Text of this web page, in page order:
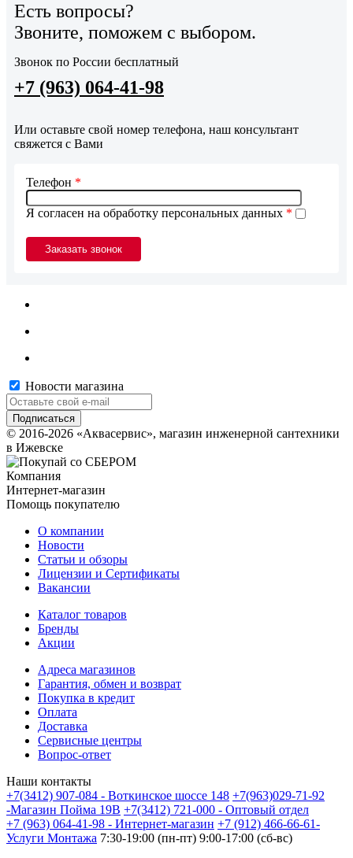
Есть вопросы?
Звоните, поможем с выбором.
Звонок по России бесплатный
+7 (963) 064-41-98
Или оставьте свой номер телефона, наш консультант
свяжется с Вами
Я согласен на обработку персональных данных *
Телефон *
Новости магазина
© 2016-2026 «Аквасервис», магазин инженерной сантехники
в Ижевске
Компания
Интернет-магазин
Помощь покупателю
О компании
Новости
Статьи и обзоры
Лицензии и Сертификаты
Вакансии
Каталог товаров
Бренды
Акции
Адреса магазинов
Гарантия, обмен и возврат
Покупка в кредит
Оплата
Доставка
Сервисные центры
Вопрос-ответ
Наши контакты
+7(3412) 907-084 - Воткинское шоссе 148 +7(963)029-71-92
-Магазин Пойма 19В +7(3412) 721-000 - Оптовый отдел
+7 (963) 064-41-98 - Интернет-магазин +7 (912) 466-66-61-
Услуги Монтажа 7:30-19:00 (пн-пт) 9:00-17:00 (сб-вс)